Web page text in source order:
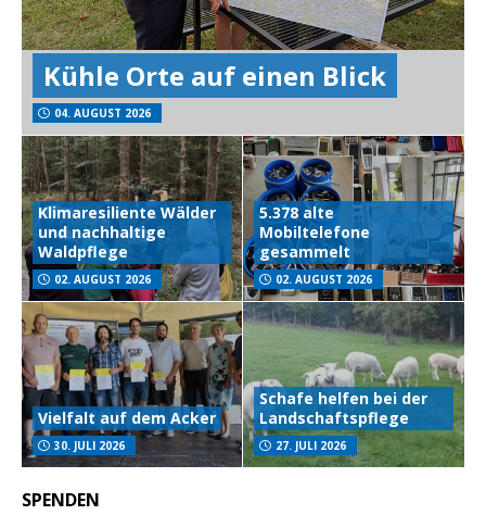
Kühle Orte auf einen Blick
04. AUGUST 2026
Klimaresiliente Wälder
und nachhaltige
Waldpflege
02. AUGUST 2026
5.378 alte
Mobiltelefone
gesammelt
02. AUGUST 2026
Vielfalt auf dem Acker
30. JULI 2026
Schafe helfen bei der
Landschaftspflege
27. JULI 2026
SPENDEN